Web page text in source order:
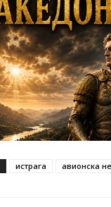
истрага авионска